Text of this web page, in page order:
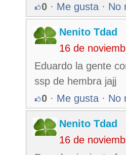
0 · Me gusta · No
Nenito Tdad
16 de
Eduardo la gente
ssp de hembra jajj
0 · Me gusta · No
Nenito Tdad
16 de